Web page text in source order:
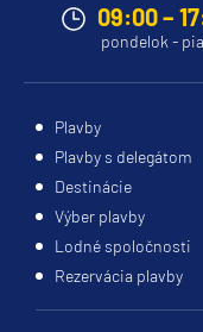
09:00 –
pondelok -
Plavby
Plavby s delegátom
Destinácie
Výber plavby
Lodné spoločnosti
Rezervácia plavby